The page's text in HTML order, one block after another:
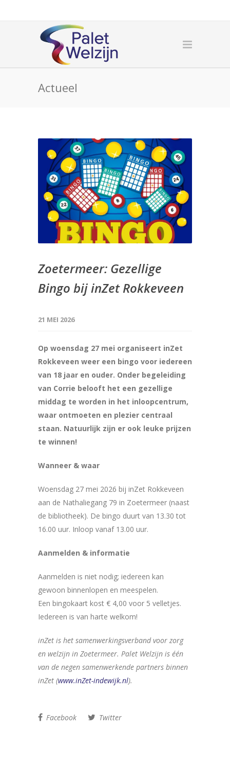
Actueel
Zoetermeer: Gezellige
Bingo bij inZet Rokkeveen
21 MEI 2026
Op woensdag 27 mei organiseert inZet
Rokkeveen weer een bingo voor iedereen
van 18 jaar en ouder. Onder begeleiding
van Corrie belooft het een gezellige
middag te worden in het inloopcentrum,
waar ontmoeten en plezier centraal
staan. Natuurlijk zijn er ook leuke prijzen
te winnen!
Wanneer & waar
Woensdag 27 mei 2026 bij inZet Rokkeveen
aan de Nathaliegang 79 in Zoetermeer (naast
de bibliotheek). De bingo duurt van 13.30 tot
16.00 uur. Inloop vanaf 13.00 uur.
Aanmelden & informatie
Aanmelden is niet nodig; iedereen kan
gewoon binnenlopen en meespelen.
Een bingokaart kost € 4,00 voor 5 velletjes.
Iedereen is van harte welkom!
inZet is het samenwerkingsverband voor zorg
en welzijn in Zoetermeer. Palet Welzijn is één
van de negen samenwerkende partners binnen
inZet (www.inZet-indewijk.nl).
Facebook Twitter